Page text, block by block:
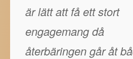
är lätt att få ett stort
engagemang då
återbäringen går åt